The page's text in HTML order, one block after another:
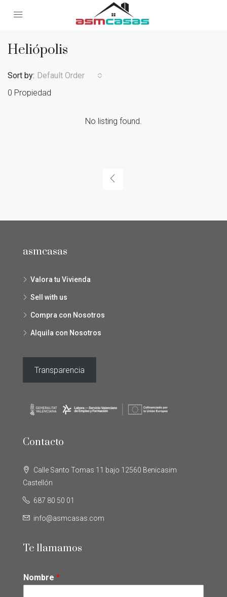
Heliópolis
0 Propiedad
Sort by: Default Order
No listing found.
asmcasas
Valora tu Vivienda
Sell with us
Compra con Nosotros
Alquila con Nosotros
Transparencia
Contacto
Calle Santo Tomas 11 bajo 12560 Benicasim
Castellón
687 80 50 01
info@asmcasas.com
Te llamamos
Nombre *